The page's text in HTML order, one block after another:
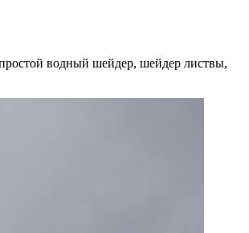
водный шейдер, шейдер листвы,